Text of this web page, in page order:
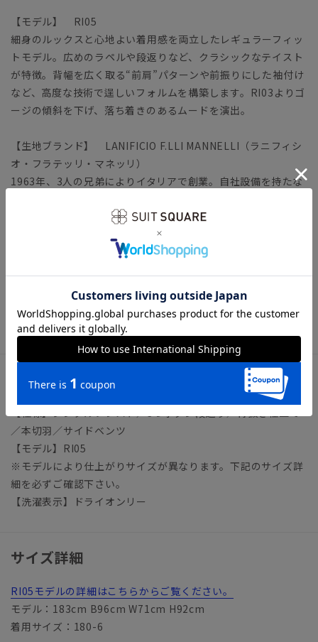
【モデル】 RI05
細身のルックスと心地よい着用感を両立したレギュラーフィッ
トモデル。広めのラペルや段返りなど、クラシックなテイスト
が特徴。背幅を広く取る“前肩”パターンや前振りにした袖付け
など、高度な技術で逞しいフォルムを構築します。RI03よりゴ
ージの傾斜を下げ、落ち着きのあるムードを演出。
【生地ブランド】 LANIFICIO F.LLI MANNELLI（ラニフィシ
オ・フラテッリ・マネッリ）
1963年、3人の兄弟によりイタリアで創業。自社設備を持たな
常に強力な協業関係により、上質な生地を生み出しています。
生産過程で出る生地の残り糸などを集めて作られるリサイクル
ウールを使用。ウール本来のふんわりとした風合いを残しつ
ビジネス ビジネスカジュアル オフィスカジュアル テーラ
ード
アイテム詳細
【仕様】シングルブレスト／3つボタン段返り／背抜き仕立て
／本切羽／サイドベンツ
【モデル】RI05
※モデルにより仕上がりサイズが異なります。下記のサイズ詳
細を必ずご確認下さい。
【洗濯表示】ドライオンリー
サイズ詳細
RI05モデルの詳細はこちらからご覧ください。
モデル：183cm B96cm W71cm H92cm
着用サイズ：180-6